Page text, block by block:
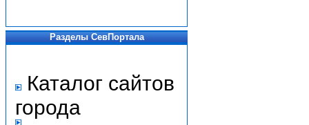
Разделы СевПортала
Каталог сайтов
города